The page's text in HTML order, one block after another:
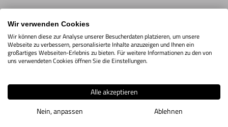
Eine Innendrehmeißel mit einem Schaft von 6 mm und 5
Wendeplatten Epmw 040204 sowie ein Abstechhalter mit
einem Schaft von 10 mm mit einer Abstechschplatte und 2-
Lieferung in einer blauen Kiste mit einem Torx-Schlüssel.
Wir verwenden Cookies
Wir können diese zur Analyse unserer Besucherdaten platzieren, um unsere
Webseite zu verbessern, personalisierte Inhalte anzuzeigen und Ihnen ein
großartiges Webseiten-Erlebnis zu bieten. Für weitere Informationen zu den von
uns verwendeten Cookies öffnen Sie die Einstellungen.
Alle akzeptieren
Nein, anpassen
Ablehnen